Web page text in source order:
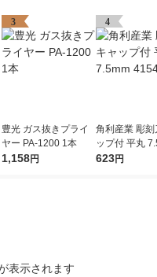
3
豊光 ガス抜きプライ
ヤー PA-1200 1本
1,158円
4
角利産業 彫刻
ップ付 平丸
541 1個
623円
表示されます